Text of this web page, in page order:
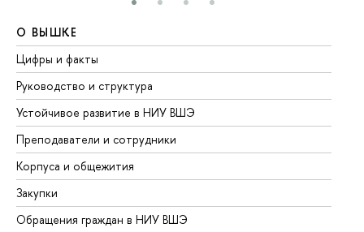
О ВЫШКЕ
Цифры и факты
Руководство и структура
Устойчивое развитие в НИУ ВШЭ
Преподаватели и сотрудники
Корпуса и общежития
Закупки
Обращения граждан в НИУ ВШЭ